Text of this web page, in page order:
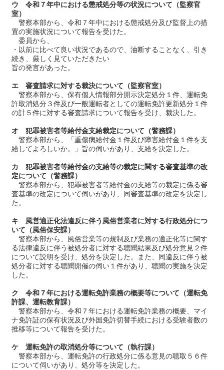
ウ 令和７年中における懲戒処分等の状況について（監察官
室）
警察本部から、令和７年中における懲戒処分及び監督上の措
置の実施状況について報告を受けた。
委員から、
・以前に比べて良い状況であるので、油断することなく、引き
続き、厳しく見ていただきたい
旨の発言があった。
エ 審査請求に対する裁決について（監察官室）
警察本部から、保有個人情報部分開示決定処分１件、運転免
許取消処分３件及び一般運転者としての運転免許更新処分１件
の計５件に対する審査請求について報告を受け、裁決した。
オ 犯罪被害者等給付金支給裁定について（警務課）
警察本部から、「重傷病給付金１件及び障害給付金１件を支
給してよろしいか。」旨の伺いがあり、支給を決定した。
カ 犯罪被害者等給付金の支給等の裁定に関する審査基準の改
定について（警務課）
警察本部から、犯罪被害者等給付金の支給等の裁定に係る審
査基準の改定について伺いがあり、同審査基準の改定を決定し
た。
キ 風営適正化法違反に伴う風俗営業者に対する行政処分につ
いて（風俗保安課）
警察本部から、風俗営業等の規制及び業務の適正化等に関す
る法律違反に伴う被処分者に対する聴聞結果及び処分意見２件
について説明を受け、処分を決定した。また、同違反に伴う被
処分者に対する聴聞開催の伺い１件があり、聴聞の実施を決定
した。
ク 令和７年における運転免許業務の概要等について（運転免
許課、運転教育課）
警察本部から、令和７年における運転免許業務の概要、マイ
ナ免許証の保有状況及び外国免許切替手続における受験者数の
推移等について報告を受けた。
ケ 運転免許の取消処分等について（執行課）
警察本部から、運転免許の行政処分に係る意見の聴取５６件
について伺いがあり、処分等を決定した。